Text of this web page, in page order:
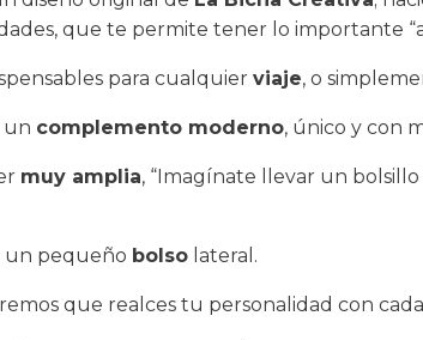
que te permite tener lo importante
para cualquierviaje, o
un complemento moderno, único y con
muy amplia, “Imagínate llevar un
un pequeño bolso lateral.
que realces tu personalidad con